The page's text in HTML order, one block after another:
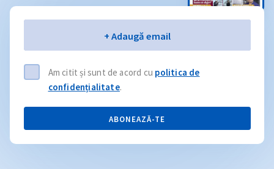
+ Adaugă email
Am citit și sunt de acord cu politica de
confidențialitate.
ABONEAZĂ-TE